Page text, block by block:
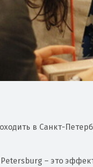
в Санкт-
– это